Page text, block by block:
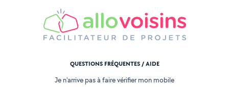
QUESTIONS FRÉQUENTES / AIDE
Je n'arrive pas à faire vérifier mon mobile